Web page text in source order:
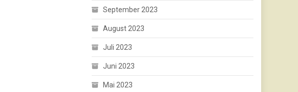
September 2023
August 2023
Juli 2023
Juni 2023
Mai 2023